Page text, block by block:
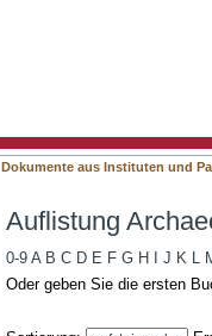
Dokumente aus Instituten und
Auflistung
0-9 A B C D E F G H J K L
Oder geben Sie die ersten